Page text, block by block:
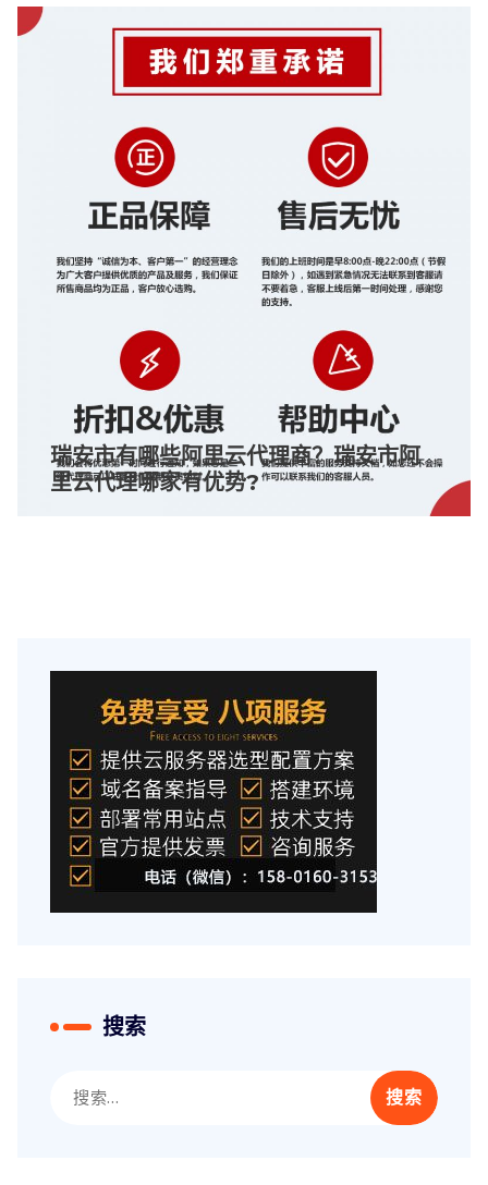
瑞安市有哪些阿里云代理商？瑞安市阿
里云代理哪家有优势?
搜索
索：